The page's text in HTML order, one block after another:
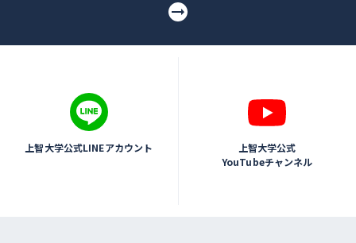
上智大学公式LINEアカウント
上智大学公式
YouTubeチャンネル